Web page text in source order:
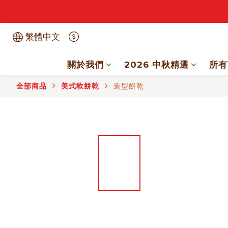
繁體中文
關於我們 2026 中秋精選 所
全部商品 美式軟餅乾 造型餅乾